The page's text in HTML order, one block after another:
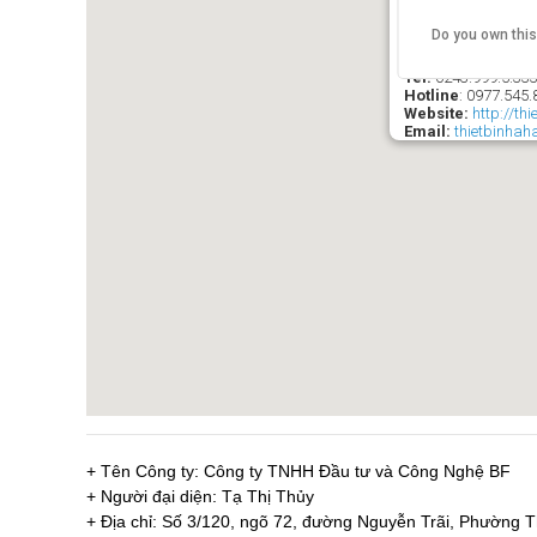
SIÊU THỊ
Tel:0243.999.5.333
Hotline:
Website: http://
Email:
Do you own
+ Tên Công ty: Công ty TNHH Đầu tư và Công Nghệ BF
+ Người đại diện: Tạ Thị Thủy
+ Địa chỉ: Số 3/120, ngõ 72, đường Nguyễn Trãi, Phường